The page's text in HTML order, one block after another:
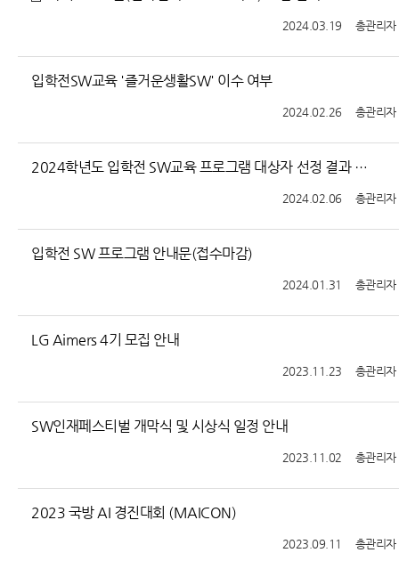
총관리자
2024.03.19
입학전SW교육 '즐거운생활SW' 이수 여부
총관리자
2024.02.26
2024학년도 입학전 SW교육 프로그램 대상자 선정 결과 안내
총관리자
2024.02.06
입학전 SW 프로그램 안내문(접수마감)
총관리자
2024.01.31
LG Aimers 4기 모집 안내
총관리자
2023.11.23
SW인재페스티벌 개막식 및 시상식 일정 안내
총관리자
2023.11.02
2023 국방 AI 경진대회 (MAICON)
총관리자
2023.09.11